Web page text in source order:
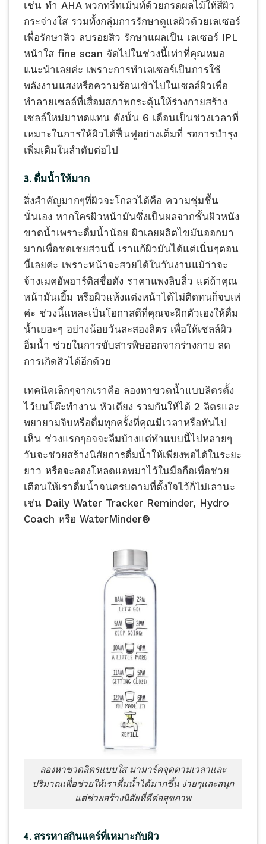
เช่น ทำ AHA พวกทรีทเม้นท์ด้วยกรดผลไม้ให้สีผิว
กระจ่างใส รวมทั้งกลุ่มการรักษาดูแลผิวด้วยเลเซอร์
เพื่อรักษาสิว ลบรอยสิว รักษาแผลเป็น เลเซอร์ IPL
หน้าใส fine scan จัดไปในช่วงนี้เท่าที่คุณหมอ
แนะนำเลยค่ะ เพราะการทำเลเซอร์เป็นการใช้
พลังงานแสงหรือความร้อนเข้าไปในเซลล์ผิวเพื่อ
ทำลายเซลล์ที่เสื่อมสภาพกระตุ้นให้ร่างกายสร้าง
เซลล์ใหม่มาทดแทน ดังนั้น 6 เดือนเป็นช่วงเวลาที่
เหมาะในการให้ผิวได้ฟื้นฟูอย่างเต็มที่ รอการบำรุง
เพิ่มเติมในลำดับต่อไป
3. ดื่มน้ำให้มาก
สิ่งสำคัญมากๆที่ผิวจะโกลวได้คือ ความชุ่มชื้น
นั่นเอง หากใครผิวหน้ามันซึ่งเป็นผลจากชั้นผิวหนัง
ขาดน้ำเพราะดื่มน้ำน้อย ผิวเลยผลิตไขมันออกมา
มากเพื่อชดเชยส่วนนี้ เราแก้ผิวมันได้แต่เนิ่นๆตอน
นี้เลยค่ะ เพราะหน้าจะสวยได้ในวันงานแม้ว่าจะ
จ้างเมคอัพอาร์ติสชื่อดัง ราคาแพงลิบลิ่ว แต่ถ้าคุณ
หน้ามันเยิ้ม หรือผิวแห้งแต่งหน้าได้ไม่ติดทนก็จบเห่
ค่ะ ช่วงนี้แหละเป็นโอกาสดีที่คุณจะฝึกตัวเองให้ดื่ม
น้ำเยอะๆ อย่างน้อยวันละสองลิตร เพื่อให้เซลล์ผิว
อิ่มน้ำ ช่วยในการขับสารพิษออกจากร่างกาย ลด
การเกิดสิวได้อีกด้วย
เทคนิคเล็กๆจากเราคือ ลองหาขวดน้ำแบบลิตรตั้ง
ไว้บนโต๊ะทำงาน หัวเตียง รวมกันให้ได้ 2 ลิตรและ
พยายามจิบหรือดื่มทุกครั้งที่คุณมีเวลาหรือหันไป
เห็น ช่วงแรกๆอจจะลืมบ้างแต่ทำแบบนี้ไปหลายๆ
วันจะช่วยสร้างนิสัยการดื่มน้ำให้เพียงพอได้ในระยะ
ยาว หรือจะลองโหลดแอพมาไว้ในมือถือเพื่อช่วย
เตือนให้เราดื่มน้ำจนครบตามที่ตั้งใจไว้ก็ไม่เลวนะ
เช่น Daily Water Tracker Reminder, Hydro
Coach หรือ WaterMinder®
ลองหาขวดลิตรแบบใส มามาร์คจุดตามเวลาและ
ปริมาณเพื่อช่วยให้เราดื่มน้ำได้มากขึ้น ง่ายๆและสนุก
แต่ช่วยสร้างนิสัยที่ดีต่อสุขภาพ
4. สรรหาสกินแคร์ที่เหมาะกับผิว